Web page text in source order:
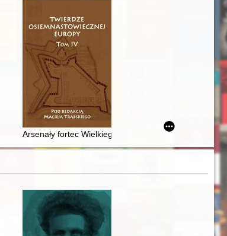
diecezji ełckiej (1992-2022)
Arsenały fortec Wielkiego Księstwa Litewskiego na